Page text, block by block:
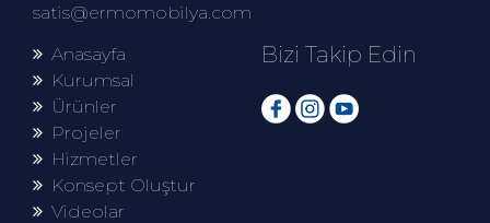
satis@ermomobilya.com
Anasayfa
Kurumsal
Ürünler
Projeler
Hizmetler
Konsept Oluştur
Videolar
Bizi Takip Edin